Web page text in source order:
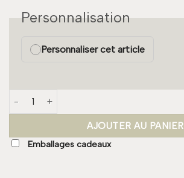
Personnalisation
Personnaliser cet article
quantité de Serviette de table - Acier
AJOUTER AU PANIER
Emballages cadeaux